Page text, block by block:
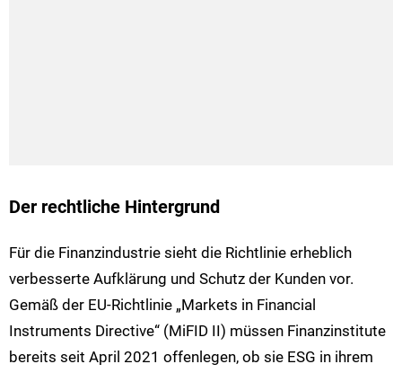
Der rechtliche Hintergrund
Für die Finanzindustrie sieht die Richtlinie erheblich
verbesserte Aufklärung und Schutz der Kunden vor.
Gemäß der EU-Richtlinie „Markets in Financial
Instruments Directive“ (MiFID II) müssen Finanzinstitute
bereits seit April 2021 offenlegen, ob sie ESG in ihrem